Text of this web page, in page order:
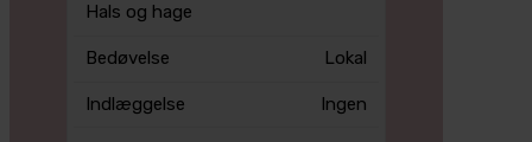
Hals og hage
Lokal
Ingen